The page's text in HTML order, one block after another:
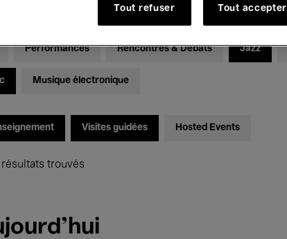
- Lundi 31 Août 2026
Performances Rencontres & Débats Jazz
Musique électronique
Visites guidées Hosted Events
trouvés
Tout refuser Tout accepter